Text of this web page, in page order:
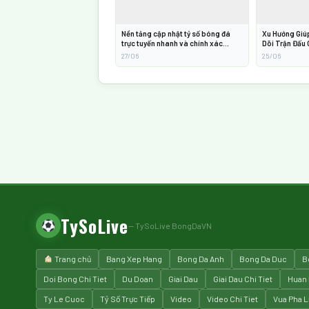
Nền tảng cập nhật tỷ số bóng đá
trực tuyến nhanh và chính xác
2026
27/06
Xu Hướng
Dõi Trận Đấu
2026
25/06
TySoLive— TySoLive BongDaVN
Trang chủ Bang Xep Hang Bong Da Anh Bong Da Duc
Doi Bong Chi Tiet Du Doan Giai Dau Giai Dau Chi Tiet Huan
Ty Le Cuoc Tỷ Số Trực Tiếp Video Video Chi Tiet Vua Pha